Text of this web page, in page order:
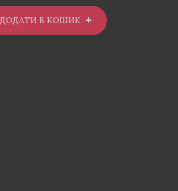
ДОДАТИ В КОШИК